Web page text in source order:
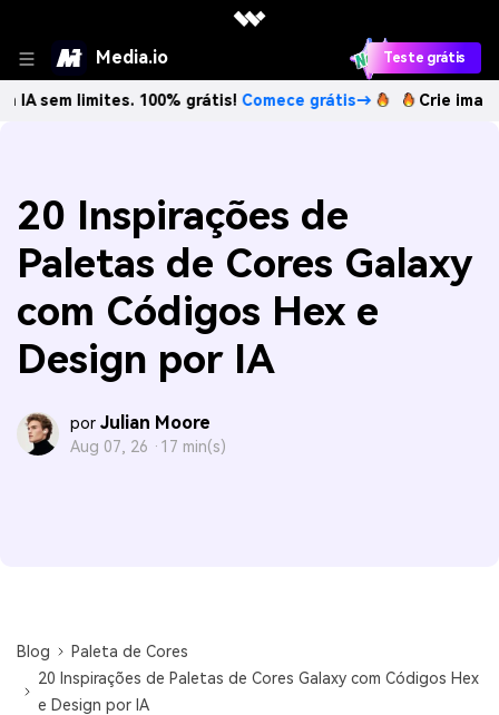
Media.io Teste grátis
limites. 100% grátis!Comece grátis→ Crie imagens com
20 Inspirações de
Paletas de Cores Galaxy
com Códigos Hex e
Design por IA
por Julian Moore
Aug 07, 26 · 17 min(s)
Blog
Paleta de Cores
20 Inspirações de Paletas de Cores Galaxy com Códigos Hex
e Design por IA